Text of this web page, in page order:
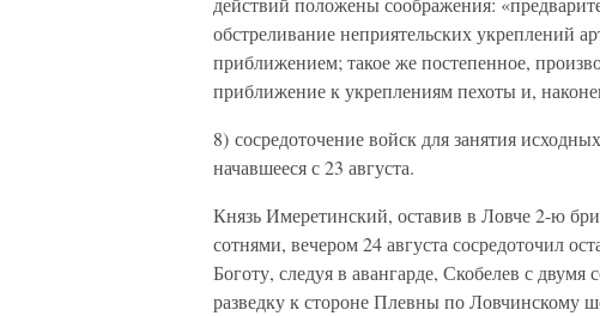
обстреливание неприятельских укреплений
приближением; такое же постепенное,
приближение к укреплениям пехоты и,
8) сосредоточение войск для занятия
начавшееся с 23 августа.
Князь Имеретинский, оставив в Ловче 2-ю
сотнями, вечером 24 августа сосредоточил
Боготу, следуя в авангарде, Скобелев с
разведку к стороне Плевны по Ловчинскому